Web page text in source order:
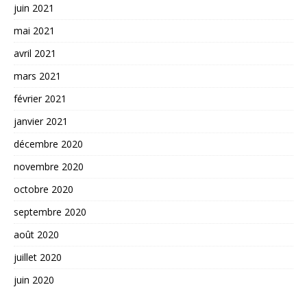
juin 2021
mai 2021
avril 2021
mars 2021
février 2021
janvier 2021
décembre 2020
novembre 2020
octobre 2020
septembre 2020
août 2020
juillet 2020
juin 2020